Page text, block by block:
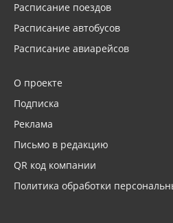
Расписание поездов
Расписание автобусов
Расписание авиарейсов
О проекте
Подписка
Реклама
Письмо в редакцию
QR код компании
Политика обработки